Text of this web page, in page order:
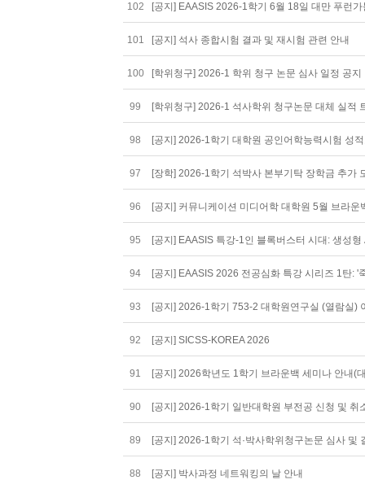
102 [공지] EAASIS 2026-1학기 6월 18일 대만 푸런
101 [공지] 석사 종합시험 결과 및 재시험 관련 안내
100 [학위청구] 2026-1 학위 청구 논문 심사 일정 공
99 [학위청구] 2026-1 석사학위 청구논문 대체 실적
98 [공지] 2026-1학기 대학원 공인어학능력시험 성
97 [장학] 2026-1학기 석박사 본부기탁 장학금 추가
96 [공지] 커뮤니케이션 미디어학 대학원 5월 브라
95 [공지] EAASIS 특강-1인 블록버스터 시대: 생성
94 [공지] EAASIS 2026 전공심화 특강 시리즈 1탄:
93 [공지] 2026-1학기 753-2 대학원연구실 (열람실)
92 [공지] SICSS-KOREA 2026
91 [공지] 2026학년도 1학기 브라운백 세미나 안내(
90 [공지] 2026-1학기 일반대학원 부전공 신청 및 취
89 [공지] 2026-1학기 석·박사학위청구논문 심사 및
88 [공지] 박사과정 네트워킹의 날 안내